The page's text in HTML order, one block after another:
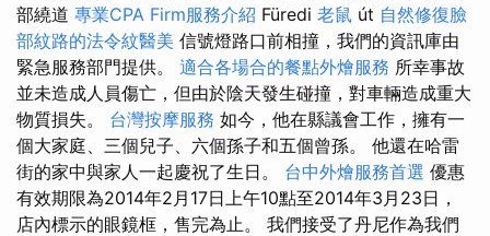
部繞道 專業CPA Firm服務介紹 Füredi 老鼠 út 自然修復臉
部紋路的法令紋醫美 信號燈路口前相撞，我們的資訊庫由
緊急服務部門提供。 適合各場合的餐點外燴服務 所幸事故
並未造成人員傷亡，但由於陰天發生碰撞，對車輛造成重大
物質損失。 台灣按摩服務 如今，他在縣議會工作，擁有一
個大家庭、三個兒子、六個孫子和五個曾孫。 他還在哈雷
街的家中與家人一起慶祝了生日。 台中外燴服務首選 優惠
有效期限為2014年2月17日上午10點至2014年3月23日，
店內標示的眼鏡框，售完為止。 我們接受了丹尼作為我們